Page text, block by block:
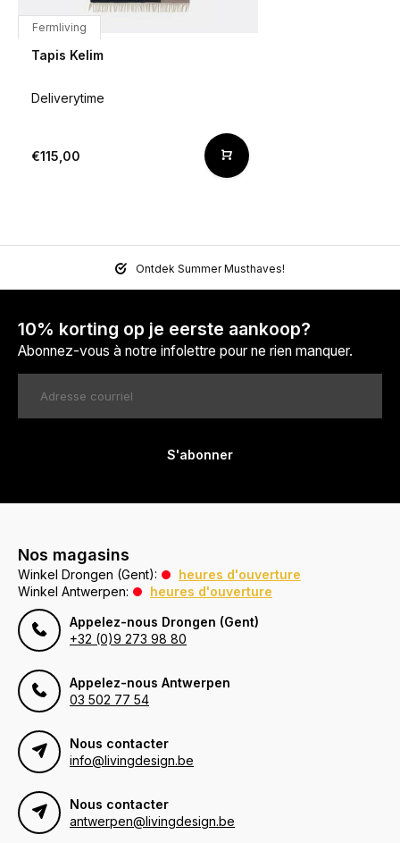
Fermliving
Tapis Kelim
Deliverytime
€115,00
Ontdek Summer Musthaves!
10% korting op je eerste aankoop?
Abonnez-vous à notre infolettre pour ne rien manquer.
S'abonner
Nos magasins
Winkel Drongen (Gent):
heures d'ouverture
Winkel Antwerpen:
heures d'ouverture
Appelez-nous Drongen (Gent)
+32 (0)9 273 98 80
Appelez-nous Antwerpen
03 502 77 54
Nous contacter
info@livingdesign.be
Nous contacter
antwerpen@livingdesign.be